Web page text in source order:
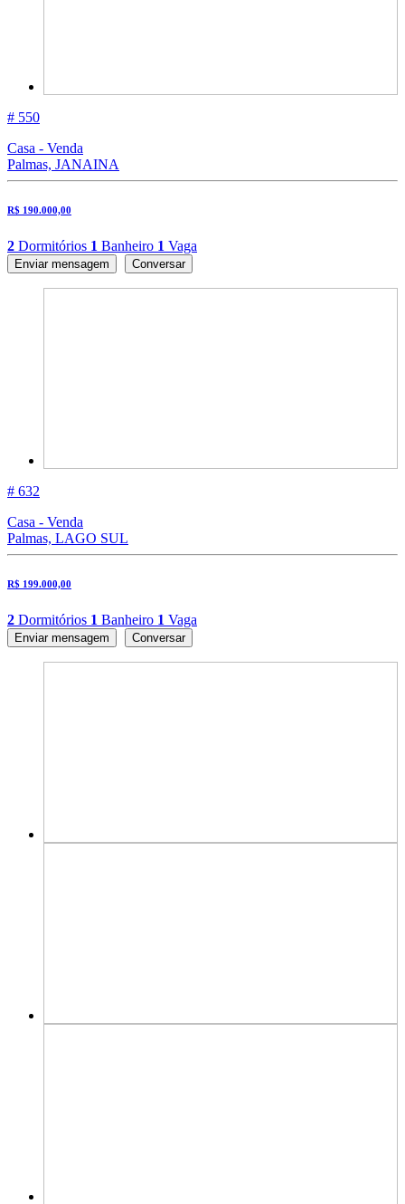
# 550
Casa - Venda
Palmas, JANAINA
R$ 190.000,00
2 Dormitórios 1 Banheiro 1 Vaga
Enviar mensagem Conversar
# 632
Casa - Venda
Palmas, LAGO SUL
R$ 199.000,00
2 Dormitórios 1 Banheiro 1 Vaga
Enviar mensagem Conversar